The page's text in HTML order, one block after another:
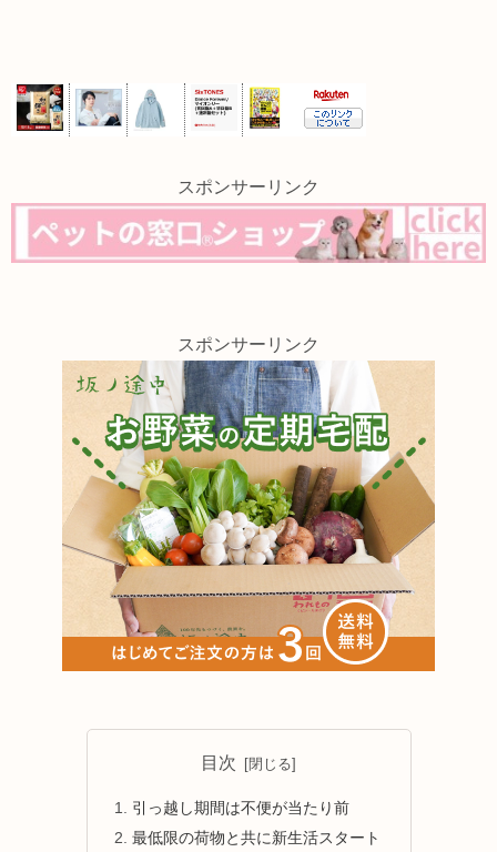
スポンサーリンク
スポンサーリンク
目次
引っ越し期間は不便が当たり前
最低限の荷物と共に新生活スタート